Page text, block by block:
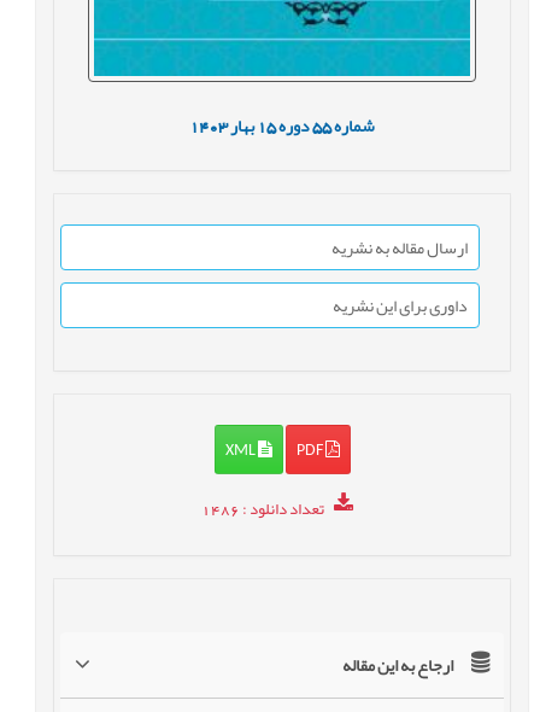
شماره55 دوره15 بهار1403
ارسال مقاله به نشریه
داوری برای این نشریه
PDF
XML
تعداد دانلود: 1486
ارجاع به این مقاله